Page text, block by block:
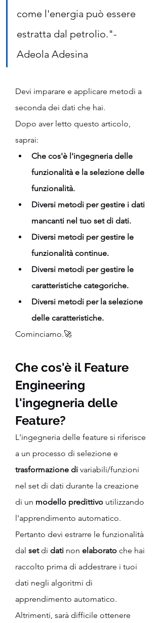
come l'energia può essere
estratta dal petrolio."-
Adeola Adesina
Devi imparare e applicare metodi a
seconda dei dati che hai.
Dopo aver letto questo articolo,
saprai:
Che cos'è l'ingegneria delle
funzionalità e la selezione delle
funzionalità.
Diversi metodi per gestire i dati
mancanti nel tuo set di dati.
Diversi metodi per gestire le
funzionalità continue.
Diversi metodi per gestire le
caratteristiche categoriche.
Diversi metodi per la selezione
delle caratteristiche.
Cominciamo.🚀
Che cos'è il Feature
Engineering
l'ingegneria delle
Feature?
L'ingegneria delle feature si riferisce
a un processo di selezione e
trasformazione di variabili/funzioni
nel set di dati durante la creazione
di un modello predittivo utilizzando
l'apprendimento automatico.
Pertanto devi estrarre le funzionalità
dal set di dati non elaborato che hai
raccolto prima di addestrare i tuoi
dati negli algoritmi di
apprendimento automatico.
Altrimenti, sarà difficile ottenere